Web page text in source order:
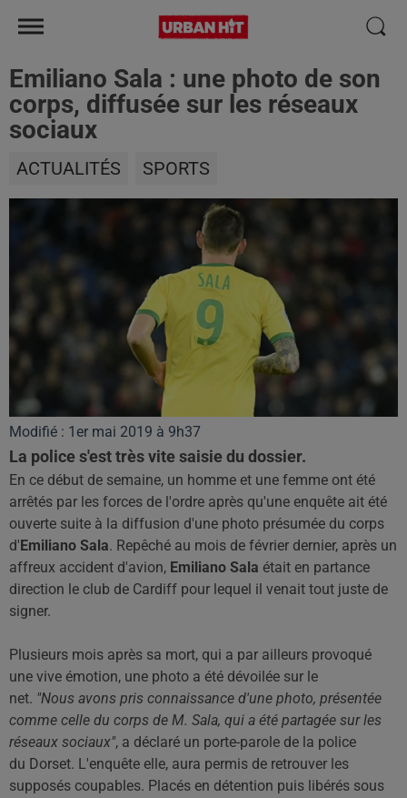
Emiliano Sala : une photo de son
corps, diffusée sur les réseaux
sociaux
ACTUALITÉS SPORTS
Modifié : 1er mai 2019 à 9h37
La police s'est très vite saisie du dossier.
En ce début de semaine, un homme et une femme ont été
arrêtés par les forces de l'ordre après qu'une enquête ait été
ouverte suite à la diffusion d'une photo présumée du corps
d'Emiliano Sala. Repêché au mois de février dernier, après un
affreux accident d'avion, Emiliano Sala était en partance
direction le club de Cardiff pour lequel il venait tout juste de
signer.
Plusieurs mois après sa mort, qui a par ailleurs provoqué
une vive émotion, une photo a été dévoilée sur le
net. "Nous avons pris connaissance d'une photo, présentée
comme celle du corps de M. Sala, qui a été partagée sur les
réseaux sociaux", a déclaré un porte-parole de la police
du Dorset. L'enquête elle, aura permis de retrouver les
supposés coupables. Placés en détention puis libérés sous